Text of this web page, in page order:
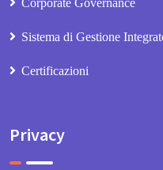
Corporate Governance
Sistema di Gestione
Certificazioni
Privacy